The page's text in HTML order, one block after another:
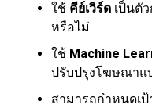
ใช้ คีย์เวิร์ด เป็นตั
หรือไม่
ใช้ Machine
ปรับปรุงโฆษณาแ
สามารถกำหนดเ